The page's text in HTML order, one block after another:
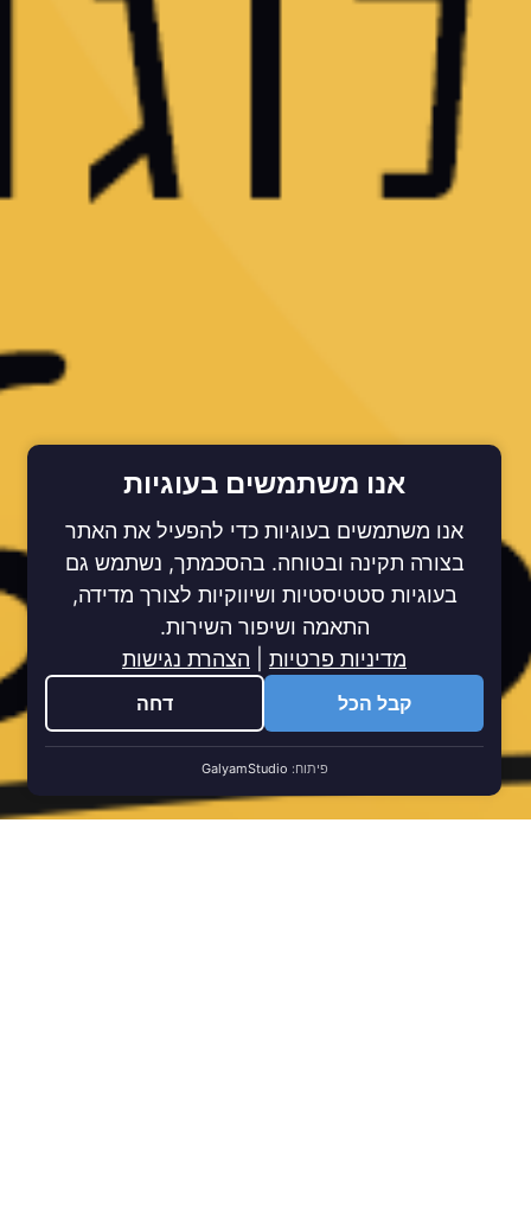
אנו משתמשים בעוגיות
אנו משתמשים בעוגיות כדי להפעיל את האתר
בצורה תקינה ובטוחה. בהסכמתך, נשתמש גם
בעוגיות סטטיסטיות ושיווקיות לצורך מדידה,
התאמה ושיפור השירות.
מדיניות פרטיות| הצהרת נגישות
קבל הכל דחה
פיתוח:GalyamStudio